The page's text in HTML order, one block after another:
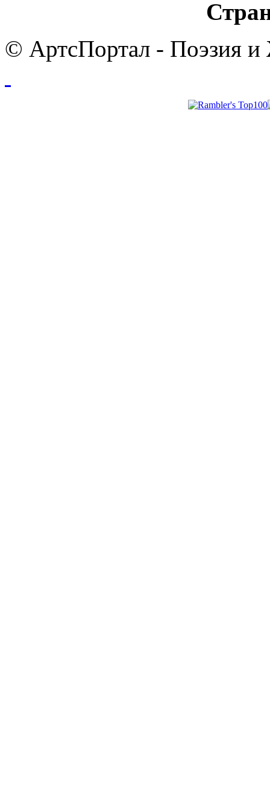
© АртсПортал - Поэзия